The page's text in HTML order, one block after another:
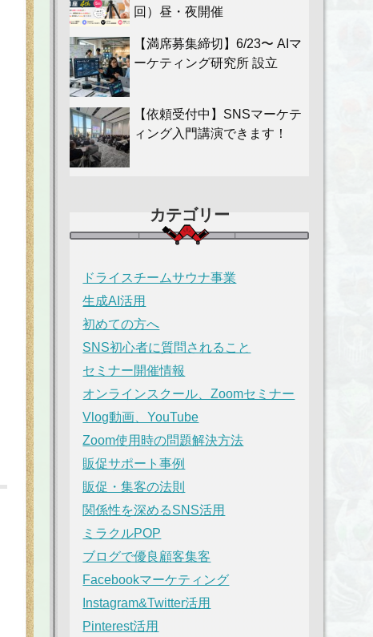
回）昼・夜開催
【満席募集締切】6/23〜 AIマ
ーケティング研究所 設立
【依頼受付中】SNSマーケテ
ィング入門講演できます！
カテゴリー
ドライスチームサウナ事業
生成AI活用
初めての方へ
SNS初心者に質問されること
セミナー開催情報
オンラインスクール、Zoomセミナー
Vlog動画、YouTube
Zoom使用時の問題解決方法
販促サポート事例
販促・集客の法則
関係性を深めるSNS活用
ミラクルPOP
ブログで優良顧客集客
Facebookマーケティング
Instagram&Twitter活用
Pinterest活用